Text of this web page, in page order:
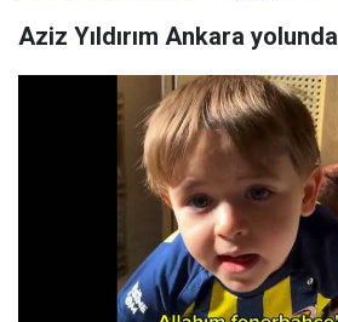
Aziz Yıldırım Ankara yolunda